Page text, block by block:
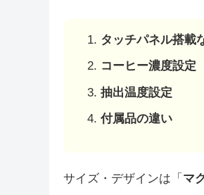
タッチパネル搭載
コーヒー濃度設定
抽出温度設定
付属品の違い
サイズ・デザインは「 マ